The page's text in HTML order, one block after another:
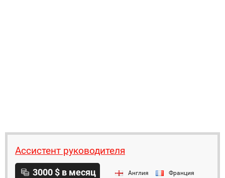
Ассистент руководителя
3000 $ в месяц Англия
Франция